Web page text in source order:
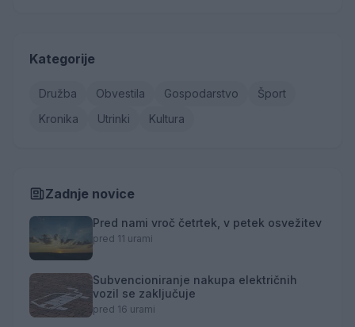
Kategorije
Družba Obvestila Gospodarstvo
Šport
Kronika
Utrinki Kultura
Zadnje novice
Pred nami vroč četrtek, v petek osvežitev
pred 11 urami
Subvencioniranje nakupa električnih
vozil se zaključuje
pred 16 urami